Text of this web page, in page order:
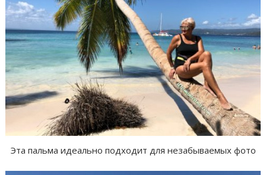
Эта пальма идеально подходит для незабываемых фото